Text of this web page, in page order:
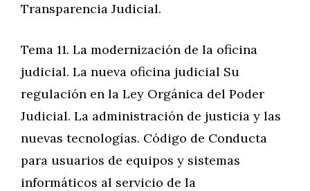
Transparencia Judicial.
Tema 11. La modernización de la oficina
judicial. La nueva oficina judicial Su
regulación en la Ley Orgánica del Poder
Judicial. La administración de justicia y las
nuevas tecnologías. Código de Conducta
para usuarios de equipos y sistemas
informáticos al servicio de la